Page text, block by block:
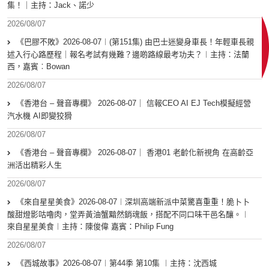
集！｜主持：Jack、諾少
2026/08/07
《巴膠不敗》2026-08-07︱(第151集) 由巴士迷變身車長！年輕車長親
述入行心路歷程｜報名考試有幾難？邊啲路線最考功夫？︱主持：法蘭
西，嘉賓︰Bowan
2026/08/07
《香港台 – 聲音專欄》 2026-08-07｜ 信報CEO AI EJ Tech模擬經營
汽水機 AI即變狡猾
2026/08/07
《香港台 – 聲音專欄》 2026-08-07｜ 香港01 老齡化新視角 在高齡亞
洲活出精彩人生
2026/08/07
《來自星星美食》2026-08-07︱深圳高端新派中菜驚喜重重！脆卜卜
酸甜燈影咕嚕肉，堂弄黃油蟹黯然銷魂飯，搭配不同口味干邑名釀。︱
來自星星美食︱主持：陳俊偉 嘉賓：Philip Fung
2026/08/07
《西城故事》2026-08-07︱第44季 第10集 ︱主持：沈西城